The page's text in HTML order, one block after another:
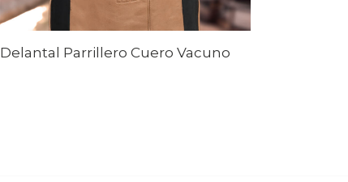
Delantal Parrillero Cuero Vacuno